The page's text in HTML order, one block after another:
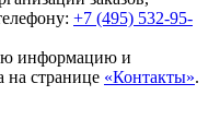
+7 (495) 532-95-
информацию и
на странице «Контакты».